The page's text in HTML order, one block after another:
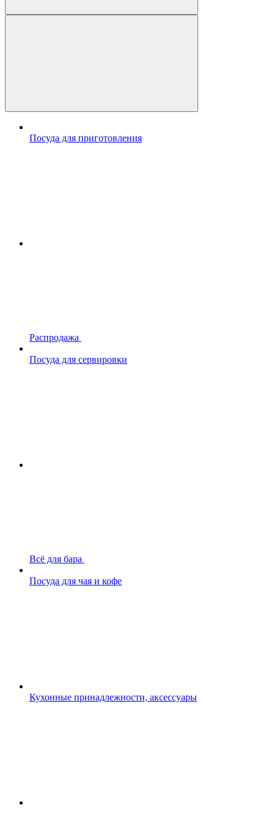
Посуда для приготовления
Распродажа
Посуда для сервировки
Всё для бара
Посуда для чая и кофе
Кухонные принадлежности, аксессуары